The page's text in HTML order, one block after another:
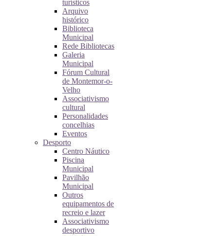
turísticos
Arquivo
histórico
Biblioteca
Municipal
Rede Bibliotecas
Galeria
Municipal
Fórum Cultural
de Montemor-o-
Velho
Associativismo
cultural
Personalidades
concelhias
Eventos
Desporto
Centro Náutico
Piscina
Municipal
Pavilhão
Municipal
Outros
equipamentos de
recreio e lazer
Associativismo
desportivo